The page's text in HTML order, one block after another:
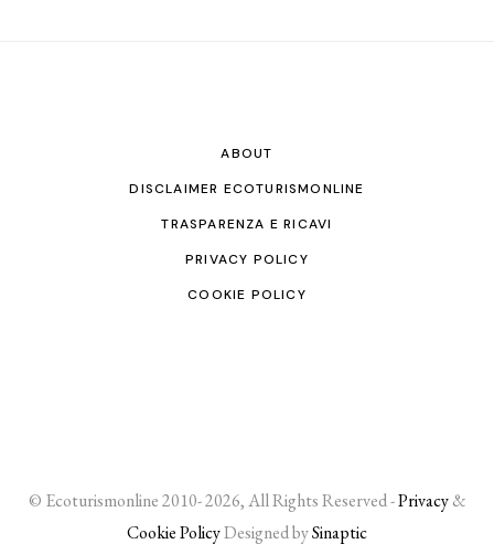
ABOUT
DISCLAIMER ECOTURISMONLINE
TRASPARENZA E RICAVI
PRIVACY POLICY
COOKIE POLICY
© Ecoturismonline 2010- 2026, All Rights Reserved -Privacy&
Cookie PolicyDesigned bySinaptic